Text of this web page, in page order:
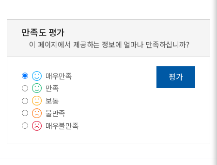
만족도 평가
이 페이지에서 제공하는 정보에 얼마나 만족하십니까?
매우만족
만족
보통
불만족
매우불만족
평가